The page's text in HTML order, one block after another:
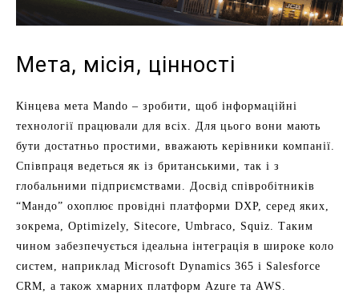
Мета, місія, цінності
Кінцева мета Mando – зробити, щоб інформаційні
технології працювали для всіх. Для цього вони мають
бути достатньо простими, вважають керівники компанії.
Співпраця ведеться як із британськими, так і з
глобальними підприємствами. Досвід співробітників
“Мандо” охоплює провідні платформи DXP, серед яких,
зокрема, Optimizely, Sitecore, Umbraco, Squiz. Таким
чином забезпечується ідеальна інтеграція в широке коло
систем, наприклад Microsoft Dynamics 365 і Salesforce
CRM, а також хмарних платформ Azure та AWS.